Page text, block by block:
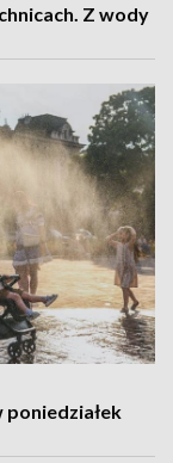
Z wody